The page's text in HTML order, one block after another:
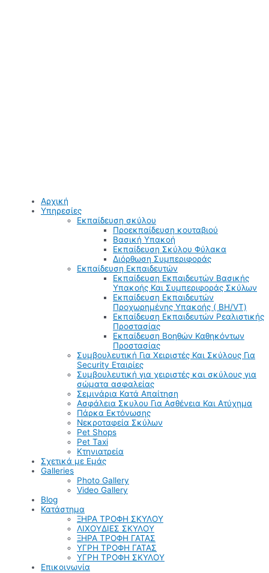
Αρχική
Υπηρεσίες
Εκπαίδευση σκύλου
Προεκπαίδευση κουταβιού
Βασική Υπακοή
Εκπαίδευση Σκύλου Φύλακα
Διόρθωση Συμπεριφοράς
Εκπαίδευση Εκπαιδευτών
Εκπαίδευση Εκπαιδευτών Βασικής
Υπακοής Και Συμπεριφοράς Σκύλων
Εκπαίδευση Εκπαιδευτών
Προχωρημένης Υπακοής ( BH/VT)
Εκπαίδευση Εκπαιδευτών Ρεαλιστικής
Προστασίας
Εκπαίδευση Βοηθών Καθηκόντων
Προστασίας
Συμβουλευτική Για Χειριστές Και Σκύλους Για
Security Εταιρίες
Συμβουλευτική για χειριστές και σκύλους για
σώματα ασφαλείας
Σεμινάρια Κατά Απαίτηση
Ασφάλεια Σκυλου Για Ασθένεια Και Ατύχημα
Πάρκα Εκτόνωσης
Νεκροταφεία Σκύλων
Pet Shops
Pet Taxi
Κτηνιατρεία
Σχετικά με Εμάς
Galleries
Photo Gallery
Video Gallery
Blog
Κατάστημα
ΞΗΡΑ ΤΡΟΦΗ ΣΚΥΛΟΥ
ΛΙΧΟΥΔΙΕΣ ΣΚΥΛΟΥ
ΞΗΡΑ ΤΡΟΦΗ ΓΑΤΑΣ
ΥΓΡΗ ΤΡΟΦΗ ΓΑΤΑΣ
ΥΓΡΗ ΤΡΟΦΗ ΣΚΥΛΟΥ
Επικοινωνία